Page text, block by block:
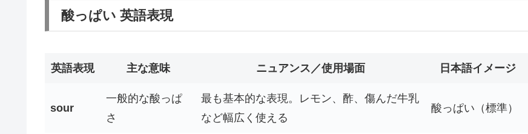
酸っぱい 英語表現
英語表現 主な意味 ニュアンス／使用場面 日本語イメージ
sour
一般的な酸っぱ
さ
最も基本的な表現。レモン、酢、傷んだ牛乳
など幅広く使える
酸っぱい（標準）